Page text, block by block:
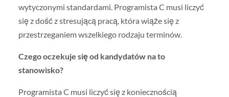
wytyczonymi standardami. Programista C musi liczyć
się z dość z stresującą pracą, która wiąże się z
przestrzeganiem wszelkiego rodzaju terminów.
Czego oczekuje się od kandydatów na to
stanowisko?
Programista C musi liczyć się z koniecznością